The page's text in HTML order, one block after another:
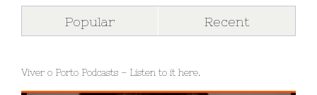
Popular Recent
Viver o Porto Podcasts – Listen to it here.